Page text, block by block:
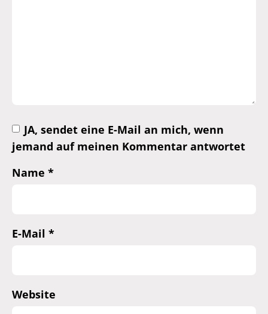
JA, sendet eine E-Mail an mich, wenn
jemand auf meinen Kommentar antwortet
Name *
E-Mail *
Website